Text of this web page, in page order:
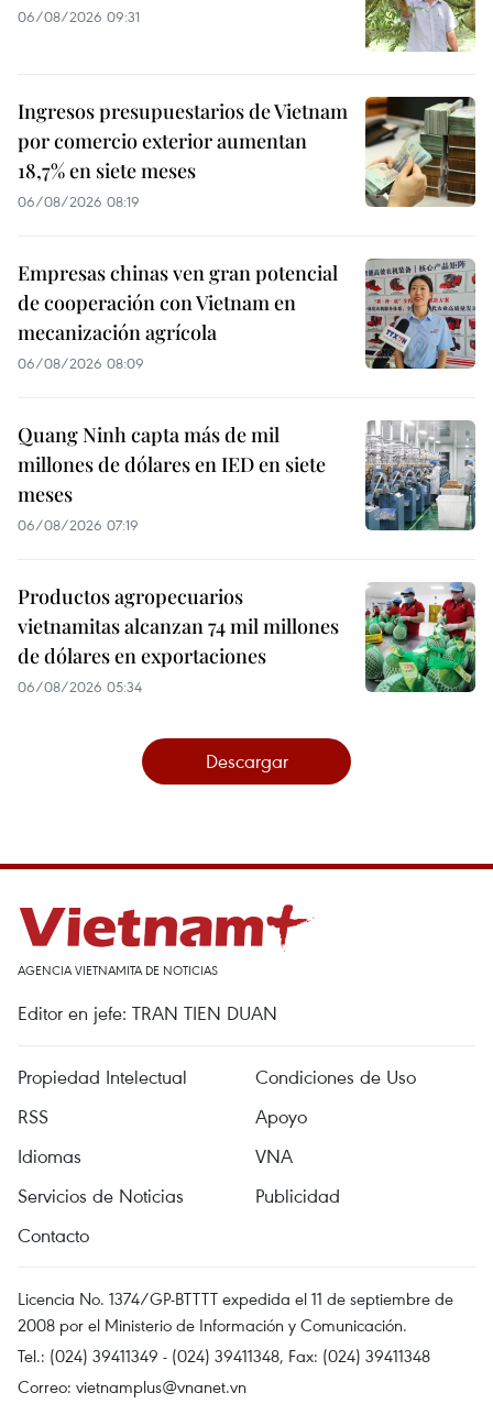
06/08/2026 09:31
Ingresos presupuestarios de Vietnam
por comercio exterior aumentan
18,7% en siete meses
06/08/2026 08:19
Empresas chinas ven gran potencial
de cooperación con Vietnam en
mecanización agrícola
06/08/2026 08:09
Quang Ninh capta más de mil
millones de dólares en IED en siete
meses
06/08/2026 07:19
Productos agropecuarios
vietnamitas alcanzan 74 mil millones
de dólares en exportaciones
06/08/2026 05:34
Descargar
AGENCIA VIETNAMITA DE NOTICIAS
Editor en jefe: TRAN TIEN DUAN
Propiedad Intelectual
Condiciones de Uso
RSS
Apoyo
Idiomas
VNA
Servicios de Noticias
Publicidad
Contacto
Licencia No. 1374/GP-BTTTT expedida el 11 de septiembre de
2008 por el Ministerio de Información y Comunicación.
Tel.: (024) 39411349 - (024) 39411348, Fax: (024) 39411348
Correo: vietnamplus@vnanet.vn